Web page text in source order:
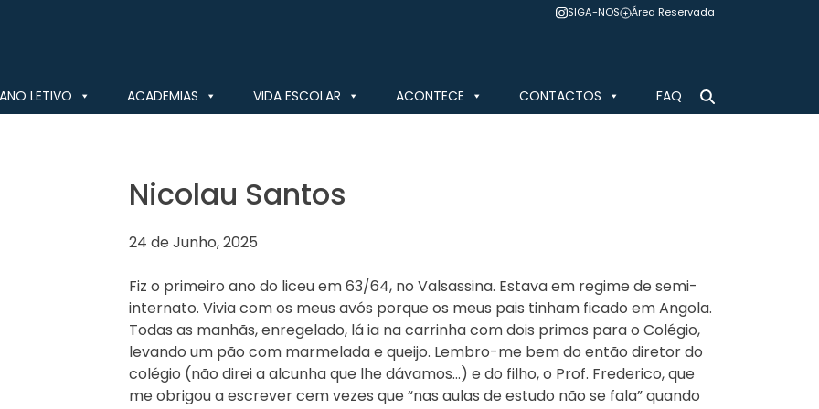
SIGA-NOS Área Reservada
ANO LETIVO ACADEMIAS VIDA ESCOLAR ACONTECE CONTACTOS FAQ
Nicolau Santos
24 de Junho, 2025
Fiz o primeiro ano do liceu em 63/64, no Valsassina. Estava em regime de semi-
internato. Vivia com os meus avós porque os meus pais tinham ficado em Angola.
Todas as manhãs, enregelado, lá ia na carrinha com dois primos para o Colégio,
levando um pão com marmelada e queijo. Lembro-me bem do então diretor do
colégio (não direi a alcunha que lhe dávamos…) e do filho, o Prof. Frederico, que
me obrigou a escrever cem vezes que “nas aulas de estudo não se fala” quando